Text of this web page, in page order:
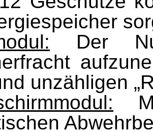
Der
unzähligen